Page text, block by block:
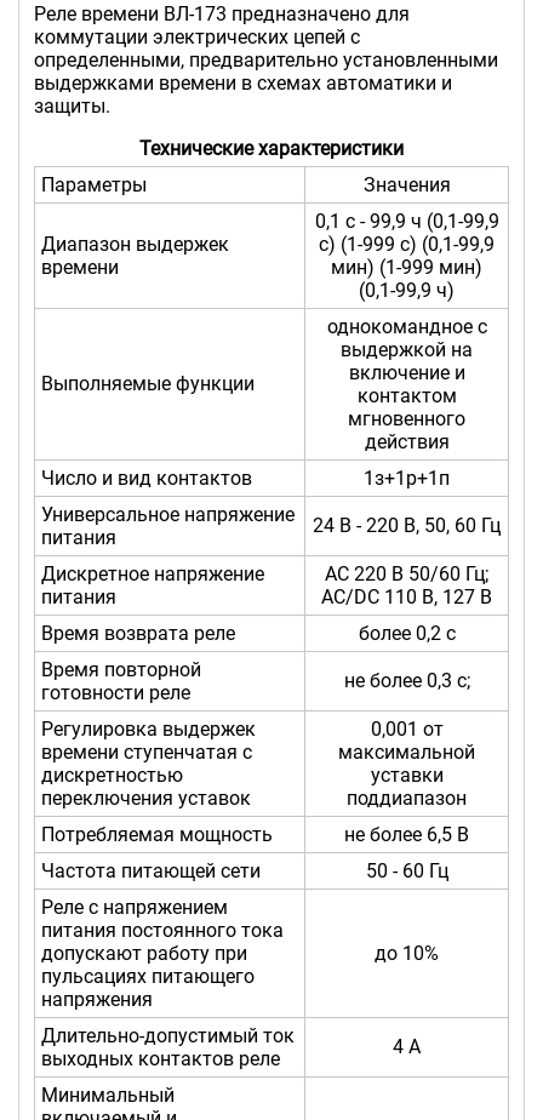
Реле времени ВЛ-173 предназначено для
коммутации электрических цепей с
определенными, предварительно установленными
выдержками времени в схемах автоматики и
защиты.
Технические характеристики
Параметры
Значения
Диапазон выдержек
времени
0,1 с - 99,9 ч (0,1-99,9
с) (1-999 с) (0,1-99,9
мин) (1-999 мин)
(0,1-99,9 ч)
Выполняемые функции
однокомандное с
выдержкой на
включение и
контактом
мгновенного
действия
Число и вид контактов
1з+1р+1п
Универсальное напряжение
питания
24 В - 220 В, 50, 60 Гц
Дискретное напряжение
питания
AC 220 В 50/60 Гц;
AC/DC 110 В, 127 B
Время возврата реле
более 0,2 с
Время повторной
готовности реле
не более 0,3 с;
Регулировка выдержек
времени ступенчатая с
дискретностью
переключения уставок
0,001 от
максимальной
уставки
поддиапазон
Потребляемая мощность
не более 6,5 В
Частота питающей сети
50 - 60 Гц
Реле с напряжением
питания постоянного тока
допускают работу при
пульсациях питающего
напряжения
до 10%
Длительно-допустимый ток
выходных контактов реле
4 А
Минимальный